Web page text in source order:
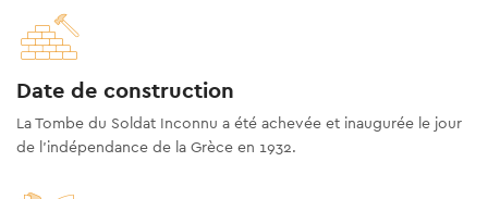
Date de construction
La Tombe du Soldat Inconnu a été achevée et inaugurée le jour
de l'indépendance de la Grèce en 1932.